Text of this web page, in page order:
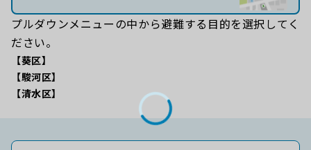
プルダウンメニューの中から避難する目的を選択してく
ださい。
【葵区】
【駿河区】
【清水区】